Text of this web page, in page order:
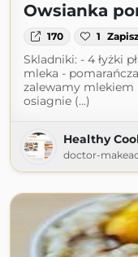
Owsianka
170 1
Skladniki: - 4 łyżki
mleka -
zalewamy mlekiem
osiagnie (...)
Healthy
doctor-